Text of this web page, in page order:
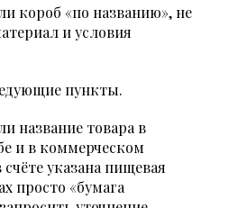
короб «по названию», не
и условия
пункты.
название товара в
и в коммерческом
указана пищевая
просто «бумага